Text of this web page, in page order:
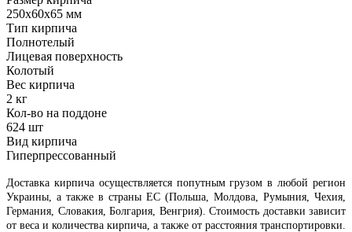
250х60х65 мм
Тип кирпича
Полнотелый
Лицевая поверхность
Колотый
Вес кирпича
2 кг
Кол-во на поддоне
624 шт
Вид кирпича
Гиперпрессованный
Доставка кирпича осуществляется попутным грузом в любой регион
Украины, а также в страны ЕС (Польша, Молдова, Румыния, Чехия,
Германия, Словакия, Болгария, Венгрия). Стоимость доставки зависит
от веса и количества кирпича, а также от расстояния транспортировки.